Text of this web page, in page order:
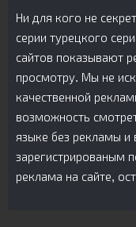
Ни для кого не
серии турецкого
сайтов показывают
просмотру. Мы не
качественной
возможность
языке без рекламы и
зарегистрированым
реклама на сайте,